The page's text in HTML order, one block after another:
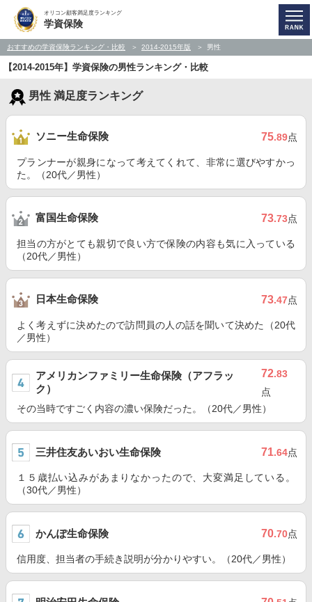
オリコン顧客満足度ランキング
学資保険
おすすめの学資保険ランキング・比較 2014-2015年版 男性
【2014-2015年】学資保険の男性ランキング・比較
男性 満足度ランキング
ソニー生命保険 75.89点
プランナーが親身になって考えてくれて、非常に選びやすかっ
た。（20代／男性）
富国生命保険 73.73点
担当の方がとても親切で良い方で保険の内容も気に入っている
（20代／男性）
日本生命保険 73.47点
よく考えずに決めたので訪問員の人の話を聞いて決めた（20代
／男性）
アメリカンファミリー生命保険（アフラッ
ク）
72.83
点
その当時ですごく内容の濃い保険だった。（20代／男性）
三井住友あいおい生命保険 71.64点
１５歳払い込みがあまりなかったので、大変満足している。
（30代／男性）
かんぽ生命保険 70.70点
信用度、担当者の手続き説明が分かりやすい。（20代／男性）